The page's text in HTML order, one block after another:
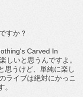
すか？
Carved In
しいと思うんですよ。
思うけど、単純に楽し
ライブは絶対にかっこ